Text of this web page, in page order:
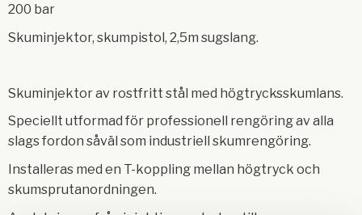
200 bar
Skuminjektor, skumpistol, 2,5m sugslang.
Skuminjektor av rostfritt stål med högtrycksskumlans.
Speciellt utformad för professionell rengöring av alla
slags fordon såväl som industriell skumrengöring.
Installeras med en T-koppling mellan högtryck och
skumsprutanordningen.